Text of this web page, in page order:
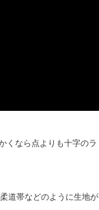
くなら点よりも十字のラ
道帯などのように生地が